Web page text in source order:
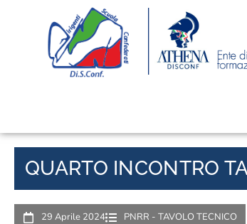
QUARTO INCONTRO
29 Aprile 2024 PNRR - TAVOLO TECNICO